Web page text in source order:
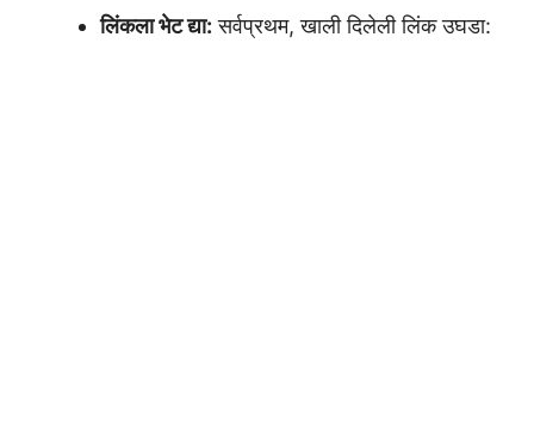
लिंकला भेट द्या: सर्वप्रथम, खाली दिलेली लिंक उघडा: